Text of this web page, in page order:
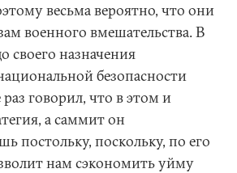
весьма вероятно, что они
военного вмешательства. В
своего назначения
безопасности
говорил, что в этом и
а саммит он
постольку, поскольку, по его
нам сэкономить уйму